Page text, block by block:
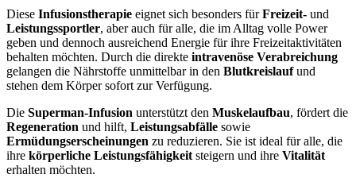
Diese Infusionstherapie eignet sich besonders fürFreizeit- und
Leistungssportler, aber auch für alle, die im Alltag volle Power
geben und dennoch ausreichend Energie für ihre Freizeitaktivitäten
behalten möchten. Durch die direkte intravenöse Verabreichung
gelangen die Nährstoffe unmittelbar in den Blutkreislaufund
stehen dem Körper sofort zur Verfügung.
Die Superman-Infusion unterstützt den Muskelaufbau, fördert die
Regeneration und hilft, Leistungsabfälle sowie
Ermüdungserscheinungen zu reduzieren. Sie ist ideal für alle, die
ihre körperliche Leistungsfähigkeit steigern und ihre Vitalität
erhalten möchten.